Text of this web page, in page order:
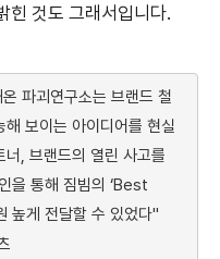
힌 것도 그래서입니다.
파괴연구소는 브랜드 철
보이는 아이디어를 현실
, 브랜드의 열린 사고를
을 통해 짐빔의 ‘Best
게 전달할 수 있었다"